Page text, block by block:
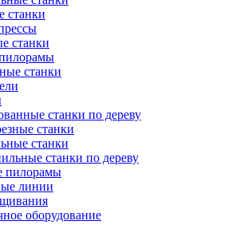
станки
станки
станки
станки по дереву
станки
станки
станки по дереву
пилорамы
линии
оборудование